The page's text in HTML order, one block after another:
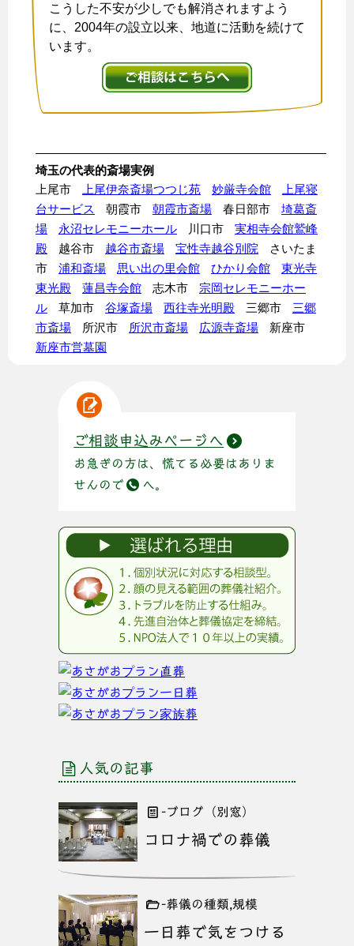
こうした不安が少しでも解消されますよう
に、2004年の設立以来、地道に活動を続けて
います。
埼玉の代表的斎場実例
上尾市
上尾伊奈斎場つつじ苑 妙厳寺会館
上尾寝
台サービス
朝霞市 朝霞市斎場 春日部市
埼葛斎
場
永沼セレモニーホール 川口市
実相寺会館鷲峰
殿
越谷市 越谷市斎場 宝性寺越谷別院
さいたま
市
浦和斎場 思い出の里会館 ひかり会館
東光寺
東光殿
蓮昌寺会館 志木市
宗岡セレモニーホー
ル
草加市 谷塚斎場 西往寺光明殿 三郷市
三郷
市斎場
所沢市 所沢市斎場 広源寺斎場
新座市
新座市営墓園
ご相談申込みページへ
お急ぎの方は、慌てる必要はありま
せんので
へ。
人気の記事
-ブログ（別窓）
コロナ禍での葬儀
-葬儀の種類,規模
一日葬で気をつける